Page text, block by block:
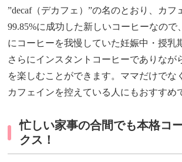
”decaf（デカフェ）”の名のとおり、カフ
99.85%に成功した新しいコーヒーなので
にコーヒーを我慢していた妊娠中・授乳
さらにインスタントコーヒーでありなが
を楽しむことができます。ママだけでな
カフェインを控えている人にもおすすめ
忙しい家事の合間でも本格コ
クス！